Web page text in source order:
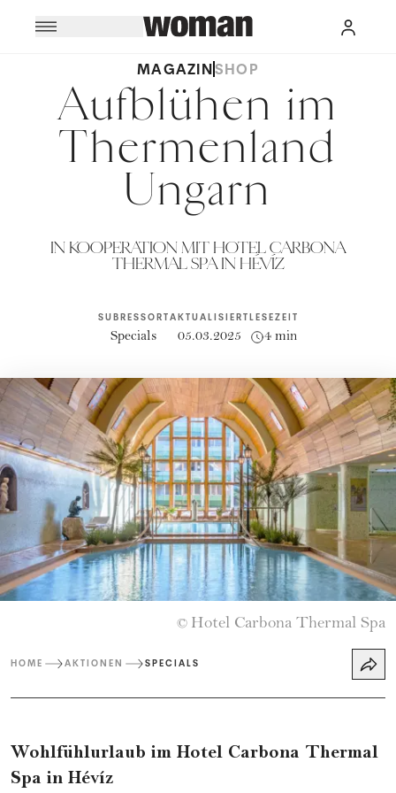
MAGAZINSHOP
Aufblühen im
Thermenland
Ungarn
IN KOOPERATION MIT HOTEL CARBONA
THERMAL SPA IN HÉVÍZ
SUBRESSORT
Specials
AKTUALISIERT
05.03.2025
LESEZEIT
4 min
© Hotel Carbona Thermal Spa
HOME AKTIONEN SPECIALS
Wohlfühlurlaub im Hotel Carbona Thermal
Spa in Hévíz